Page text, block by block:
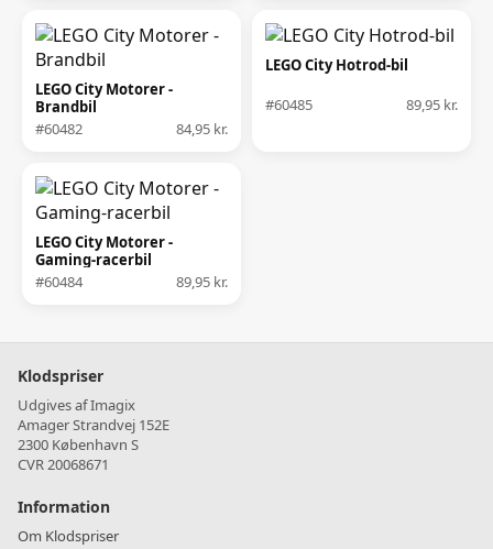
LEGO City Motorer -
Brandbil
#60482
84,95 kr.
LEGO City Hotrod-bil
#60485 89,95 kr.
LEGO City Motorer -
Gaming-racerbil
#60484
89,95 kr.
Klodspriser
Udgives af Imagix
Amager Strandvej 152E
2300 København S
CVR 20068671
Information
Om Klodspriser